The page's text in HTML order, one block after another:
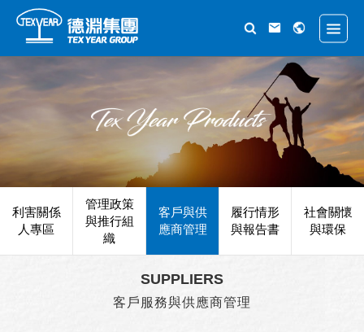
利害關係
人專區
管理政策
與推行組
織
客戶與供
應商管理
履行情形
與報告書
社會關懷
與環保
SUPPLIERS
客戶服務與供應商管理